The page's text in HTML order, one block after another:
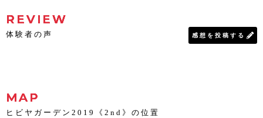
REVIEW
体験者の声 感想を投稿する
MAP
ヒビヤガーデン2019《2nd》の位置